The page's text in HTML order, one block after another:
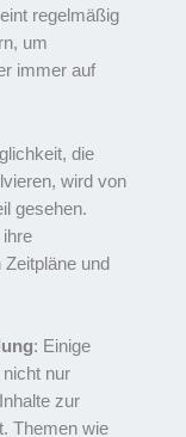
regelmäßig
um
immer auf
die
wird von
gesehen.
ihre
und
: Einige
nur
zur
Themen wie